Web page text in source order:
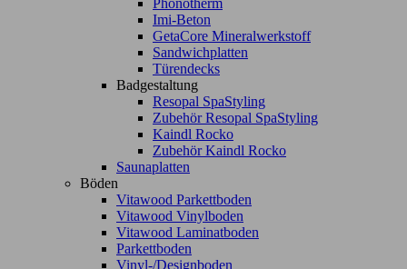
Phonotherm
Imi-Beton
GetaCore Mineralwerkstoff
Sandwichplatten
Türendecks
Badgestaltung
Resopal SpaStyling
Zubehör Resopal SpaStyling
Kaindl Rocko
Zubehör Kaindl Rocko
Saunaplatten
Böden
Vitawood Parkettboden
Vitawood Vinylboden
Vitawood Laminatboden
Parkettboden
Vinyl-/Designboden